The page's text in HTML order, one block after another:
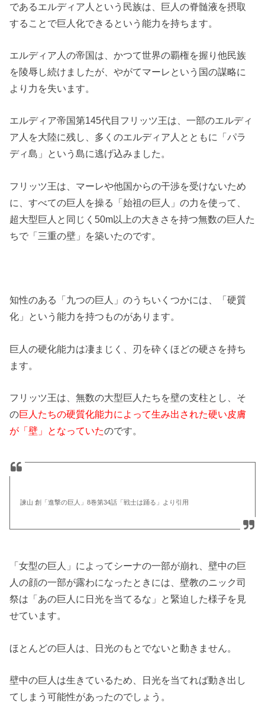
であるエルディア人という民族は、巨人の脊髄液を摂取
することで巨人化できるという能力を持ちます。
エルディア人の帝国は、かつて世界の覇権を握り他民族
を陵辱し続けましたが、やがてマーレという国の謀略に
より力を失います。
エルディア帝国第145代目フリッツ王は、一部のエルディ
ア人を大陸に残し、多くのエルディア人とともに「パラ
ディ島」という島に逃げ込みました。
フリッツ王は、マーレや他国からの干渉を受けないため
に、すべての巨人を操る「始祖の巨人」の力を使って、
超大型巨人と同じく50m以上の大きさを持つ無数の巨人た
ちで「三重の壁」を築いたのです。
知性のある「九つの巨人」のうちいくつかには、「硬質
化」という能力を持つものがあります。
巨人の硬化能力は凄まじく、刃を砕くほどの硬さを持ち
ます。
フリッツ王は、無数の大型巨人たちを壁の支柱とし、そ
の巨人たちの硬質化能力によって生み出された硬い皮膚
が「壁」となっていたのです。
諫山 創「進撃の巨人」8巻第34話「戦士は踊る」より引用
「女型の巨人」によってシーナの一部が崩れ、壁中の巨
人の顔の一部が露わになったときには、壁教のニック司
祭は「あの巨人に日光を当てるな」と緊迫した様子を見
せています。
ほとんどの巨人は、日光のもとでないと動きません。
壁中の巨人は生きているため、日光を当てれば動き出し
てしまう可能性があったのでしょう。